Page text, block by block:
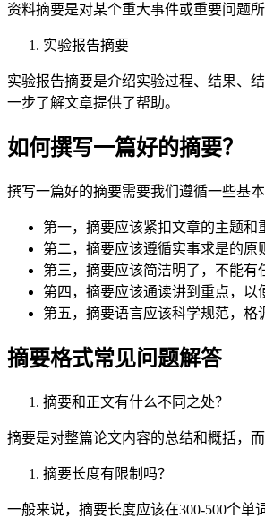
资料摘要是对某个重大事件或重要问题
实验报告摘要
实验报告摘要是介绍实验过程、结果、
一步了解文章提供了帮助。
如何撰写一篇好的摘要？
撰写一篇好的摘要需要我们遵循一些基
第一，摘要应该紧扣文章的主题和
第二，摘要应该遵循实事求是的原
第三，摘要应该简洁明了，不能有
第四，摘要应该通读讲到重点，以
第五，摘要语言应该科学规范，格
摘要格式常见问题解答
摘要和正文有什么不同之处？
摘要是对整篇论文内容的总结和概括，
摘要长度有限制吗？
一般来说，摘要长度应该在300-500个单